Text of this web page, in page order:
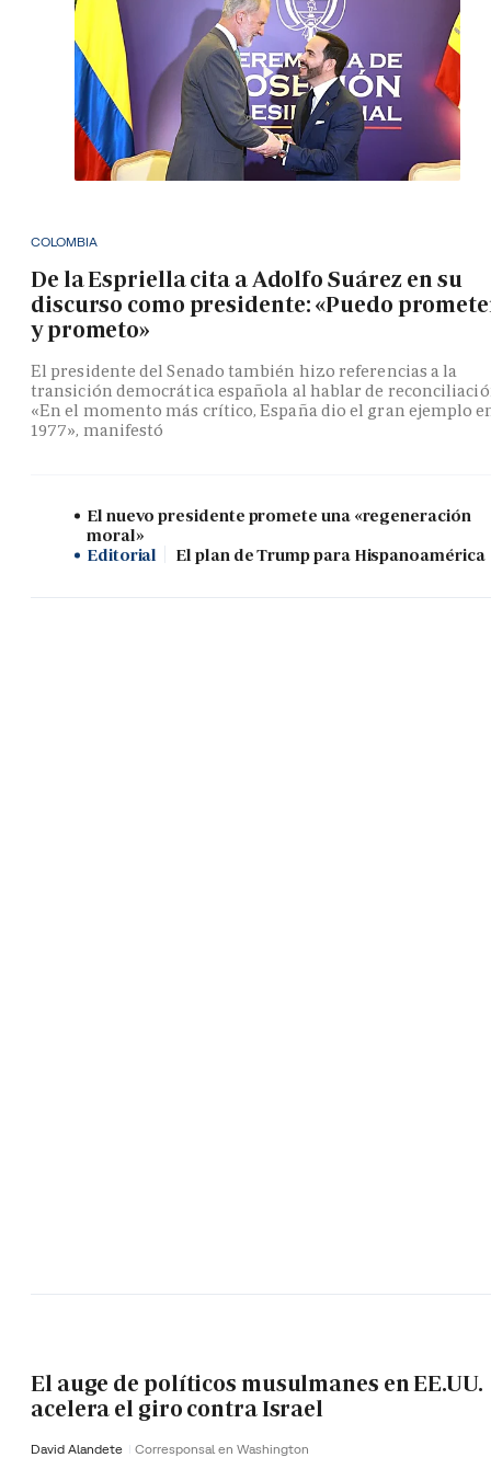
COLOMBIA
De la Espriella cita a Adolfo Suárez en su
discurso como presidente: «Puedo
y prometo»
El presidente del Senado también hizo referencias a la
transición democrática española al hablar de
«En el momento más crítico, España dio el gran ejemplo
1977», manifestó
El nuevo presidente promete una «regeneración
moral»
Editorial
El plan de Trump para Hispanoamérica
El auge de políticos musulmanes en EE.UU.
acelera el giro contra Israel
David Alandete Corresponsal en Washington